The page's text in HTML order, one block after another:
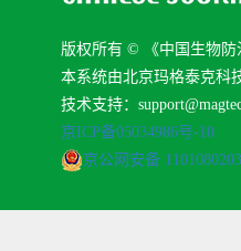
版权所有 © 《中国生物防
本系统由北京玛格泰克科
技术支持：
京ICP备05034986号-10
京公网安备